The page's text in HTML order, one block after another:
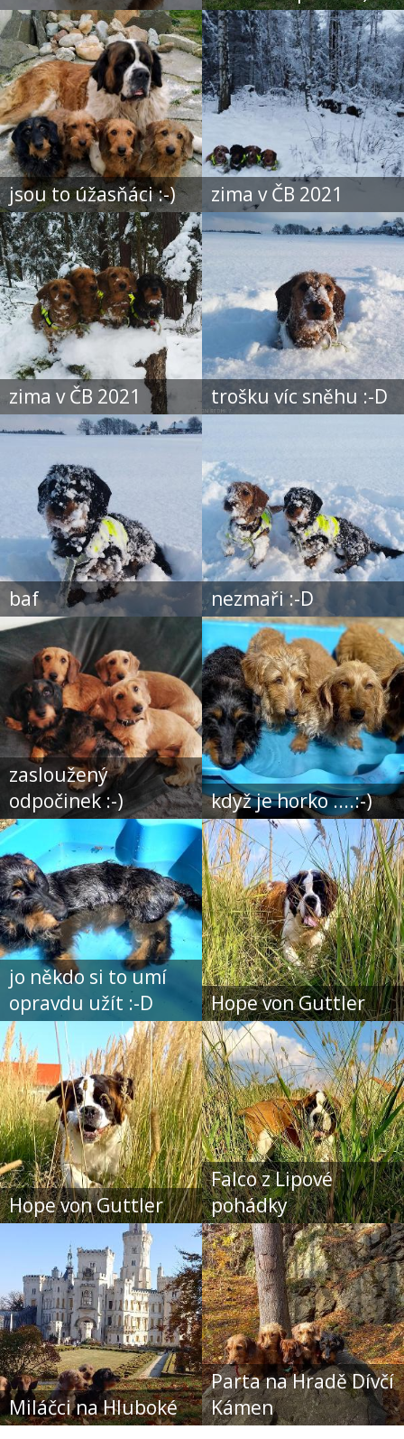
jsou to úžasňáci :-) zima v ČB 2021
zima v ČB 2021 trošku víc sněhu :-D
baf nezmaři :-D
zasloužený
odpočinek :-)
když je horko ....:-)
jo někdo si to umí
opravdu užít :-D
Hope von Guttler
Hope von Guttler
Falco z Lipové
pohádky
Miláčci na Hluboké
Parta na Hradě Dívčí
Kámen